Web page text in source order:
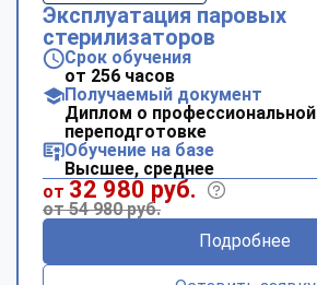
Эксплуатация паровых
стерилизаторов
Срок обучения
от 256 часов
Получаемый документ
Диплом о профессиональной
переподготовке
Обучение на базе
Высшее, среднее
от 32 980 руб.
от 54 980 руб.
Подробнее